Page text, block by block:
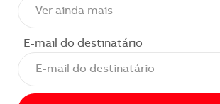
E-mail do destinatário